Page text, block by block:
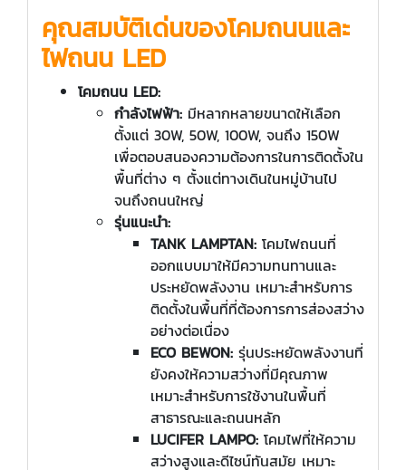
คุณสมบัติเด่นของโคมถนนและ
ไฟถนน LED
โคมถนน LED:
กำลังไฟฟ้า: มีหลากหลายขนาดให้เลือก
ตั้งแต่ 30W, 50W, 100W, จนถึง 150W
เพื่อตอบสนองความต้องการในการติดตั้งใน
พื้นที่ต่าง ๆ ตั้งแต่ทางเดินในหมู่บ้านไป
จนถึงถนนใหญ่
รุ่นแนะนำ:
TANK LAMPTAN: โคมไฟถนนที่
ออกแบบมาให้มีความทนทานและ
ประหยัดพลังงาน เหมาะสำหรับการ
ติดตั้งในพื้นที่ที่ต้องการการส่องสว่าง
อย่างต่อเนื่อง
ECO BEWON: รุ่นประหยัดพลังงานที่
ยังคงให้ความสว่างที่มีคุณภาพ
เหมาะสำหรับการใช้งานในพื้นที่
สาธารณะและถนนหลัก
LUCIFER LAMPO: โคมไฟที่ให้ความ
สว่างสูงและดีไซน์ทันสมัย เหมาะ